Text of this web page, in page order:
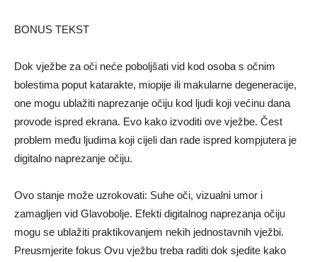
BONUS TEKST
Dok vježbe za oči neće poboljšati vid kod osoba s očnim
bolestima poput katarakte, miopije ili makularne degeneracije,
one mogu ublažiti naprezanje očiju kod ljudi koji većinu dana
provode ispred ekrana. Evo kako izvoditi ove vježbe. Čest
problem među ljudima koji cijeli dan rade ispred kompjutera je
digitalno naprezanje očiju.
Ovo stanje može uzrokovati: Suhe oči, vizualni umor i
zamagljen vid Glavobolje. Efekti digitalnog naprezanja očiju
mogu se ublažiti praktikovanjem nekih jednostavnih vježbi.
Preusmjerite fokus Ovu vježbu treba raditi dok sjedite kako